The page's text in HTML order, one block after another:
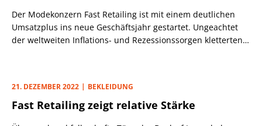
Der Modekonzern Fast Retailing ist mit einem deutlichen
Umsatzplus ins neue Geschäftsjahr gestartet. Ungeachtet
der weltweiten Inflations- und Rezessionssorgen kletterten
21. DEZEMBER 2022 BEKLEIDUNG
Fast Retailing zeigt relative Stärke